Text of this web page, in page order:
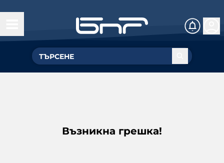
Възникна грешка!